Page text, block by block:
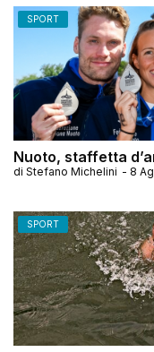
SPORT
Nuoto, staffetta
di Stefano Michelini - 8
SPORT